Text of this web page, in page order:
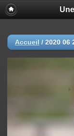
Accueil / 2020 06